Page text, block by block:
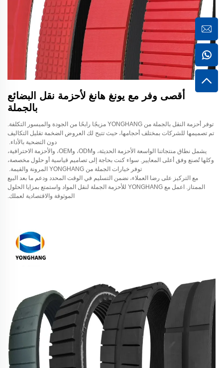
أقصى وفر مع يونغ هانغ لأحزمة نقل البضائع
بالجملة
توفر أحزمة النقل بالجملة من YONGHANG مزيجًا رابحًا من الجودة والميسور التكلفة.
تم تصميمها للشركات بمختلف أحجامها، حيث تتيح لك العروض الضخمة تقليل التكاليف
دون التضحية بالأداء.
يشمل نطاق منتجاتنا الواسعة الأحزمة الحديثة، وODM، وOEM، والأحزمة الاحترافية،
وكلها تُصنع وفق أعلى المعايير. سواء كنت بحاجة إلى تصاميم قياسية أو حلول مخصصة،
توفر خيارات الجملة من YONGHANG المرونة والقيمة.
مع التركيز على رضا العملاء، نضمن التسليم في الوقت المحدد ودعم ما بعد البيع
الممتاز. اعمل مع YONGHANG للأحزمة الجملة لنقل المواد واستمتع بمزايا الحلول
الموثوقة والاقتصادية لعملك.